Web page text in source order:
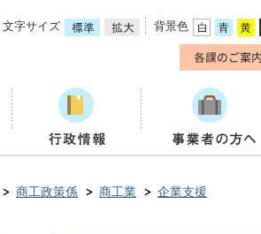
文字サイズ 背景色
商工政策係 商工業
企業支援